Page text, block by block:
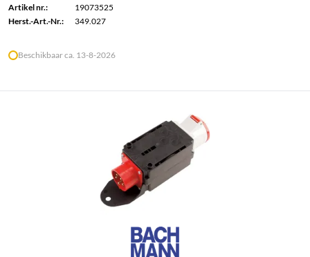
Artikel nr.:
19073525
Herst.-Art.-Nr.:
349.027
Beschikbaar ca. 13-8-2026